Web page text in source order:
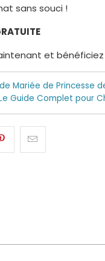
sans souci !
et bénéficiez
Mariée de Princesse
Guide Complet pour